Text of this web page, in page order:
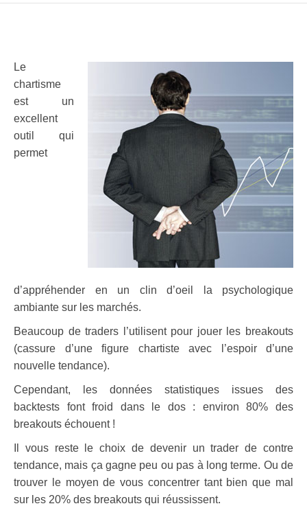
Le
chartisme
est un
excellent
outil qui
permet
d’appréhender en un clin d’oeil la psychologique
ambiante sur les marchés.
Beaucoup de traders l’utilisent pour jouer les breakouts
(cassure d’une figure chartiste avec l’espoir d’une
nouvelle tendance).
Cependant, les données statistiques issues des
backtests font froid dans le dos : environ 80% des
breakouts échouent !
Il vous reste le choix de devenir un trader de contre
tendance, mais ça gagne peu ou pas à long terme. Ou de
trouver le moyen de vous concentrer tant bien que mal
sur les 20% des breakouts qui réussissent.